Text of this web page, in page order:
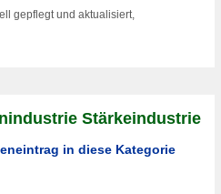
gepflegt und aktualisiert,
Stärkeindustrie
in diese Kategorie